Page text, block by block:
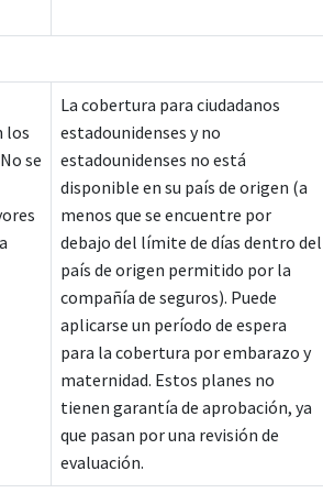
los
se
La cobertura para ciudadanos
estadounidenses y no
estadounidenses no está
disponible en su país de origen (a
menos que se encuentre por
debajo del límite de días dentro del
país de origen permitido por la
compañía de seguros). Puede
aplicarse un período de espera
para la cobertura por embarazo y
maternidad. Estos planes no
tienen garantía de aprobación, ya
que pasan por una revisión de
evaluación.